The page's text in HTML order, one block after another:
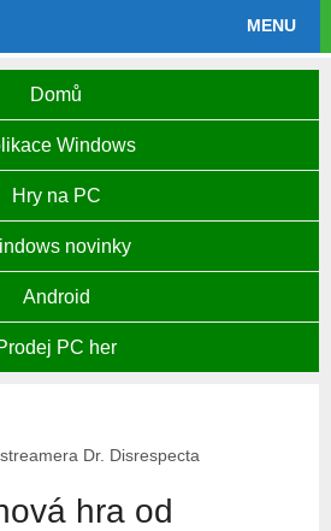
MENU
Domů
Windows
Hry na PC
novinky
Android
PC her
Dr. Disrespecta
hra od